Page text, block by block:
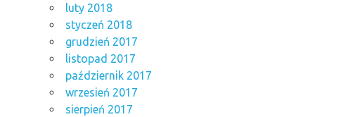
luty 2018
styczeń 2018
grudzień 2017
listopad 2017
październik 2017
wrzesień 2017
sierpień 2017